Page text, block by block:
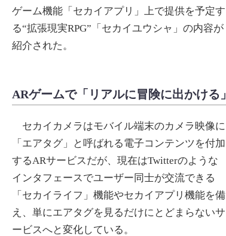
ゲーム機能「セカイアプリ」上で提供を予定す
る“拡張現実RPG”「セカイユウシャ」の内容が
紹介された。
ARゲームで「リアルに冒険に出かける」
セカイカメラはモバイル端末のカメラ映像に
「エアタグ」と呼ばれる電子コンテンツを付加
するARサービスだが、現在はTwitterのような
インタフェースでユーザー同士が交流できる
「セカイライフ」機能やセカイアプリ機能を備
え、単にエアタグを見るだけにとどまらないサ
ービスへと変化している。